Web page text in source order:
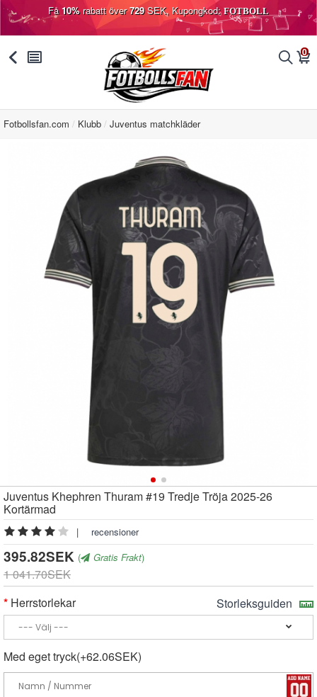
Få10%rabatt över729SEK, Kupongkod: FOTBOLL
󰅯 󰂩 󰂨 0
󰃦
Fotbollsfan.com Klubb Juventus matchkläder
Juventus Khephren Thuram #19 Tredje Tröja 2025-26
Kortärmad
| recensioner
395.82SEK ( Gratis Frakt)
1 041.70SEK
Herrstorlekar
Storleksguiden
Med eget tryck(+62.06SEK)